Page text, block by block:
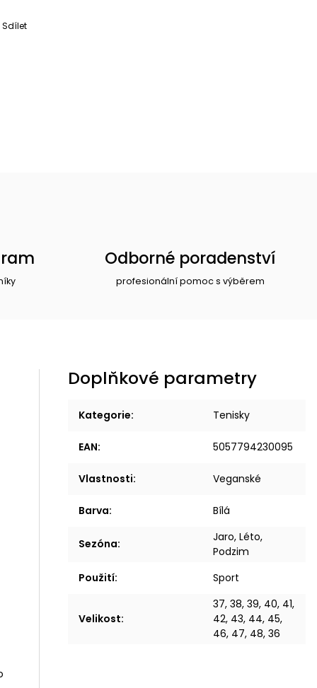
Sdílet
Odborné poradenství
profesionální pomoc s výběrem
Doplňkové parametry
Kategorie: Tenisky
EAN: 5057794230095
Vlastnosti: Veganské
Barva: Bílá
Sezóna:
Jaro, Léto,
Podzim
Použití: Sport
Velikost:
37, 38, 39, 40, 41,
42, 43, 44, 45,
46, 47, 48, 36